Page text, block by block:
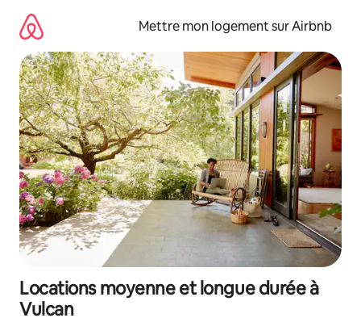
directement
contenu
Mettre mon logement sur Airbnb
Locations moyenne et longue durée à
Vulcan